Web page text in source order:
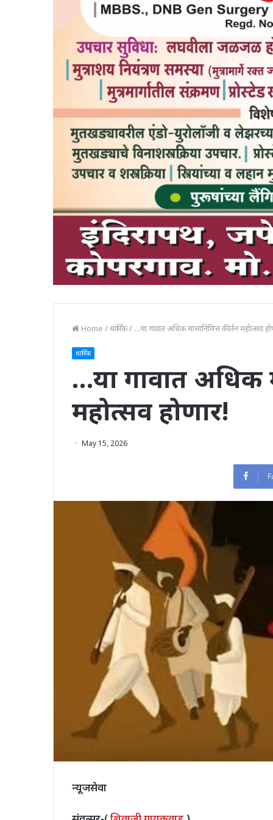
Home / धार्मिक/ …या गावात अधिक मासानिमित्त कीर्तन महोत्सव
धार्मिक
…या गावात अधिक
महोत्सव होणार!
May 15, 2026
न्यूजसेवा